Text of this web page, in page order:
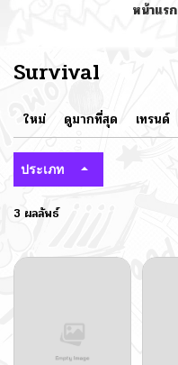
หน้าแรก
Survival
ใหม่ ดูมากที่สุด เทรนด์
ประเภท
3 ผลลัพธ์